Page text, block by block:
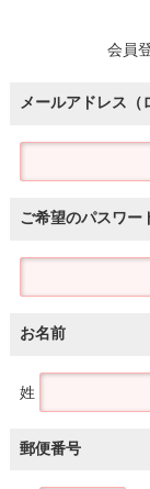
会員
メールアドレス（
ご希望のパスワー
お名前
姓
郵便番号